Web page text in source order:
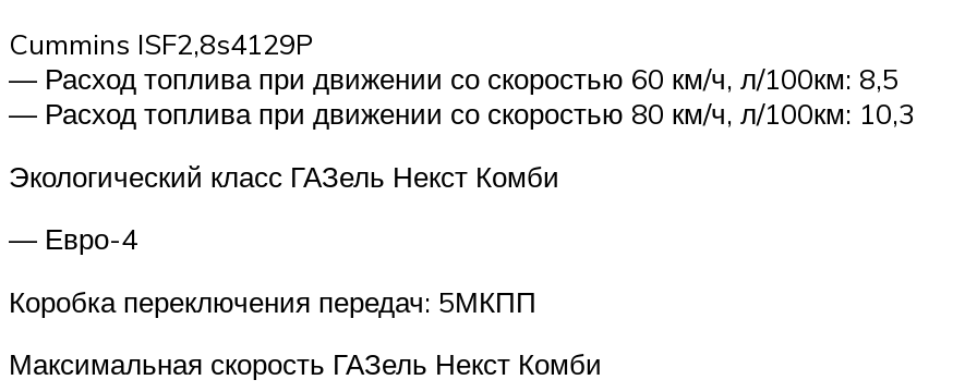
Cummins ISF2,8s4129P
— Расход топлива при движении со скоростью 60 км/ч, л/100км: 8,5
— Расход топлива при движении со скоростью 80 км/ч, л/100км: 10,3
Экологический класс ГАЗель Некст Комби
— Евро-4
Коробка переключения передач: 5МКПП
Максимальная скорость ГАЗель Некст Комби